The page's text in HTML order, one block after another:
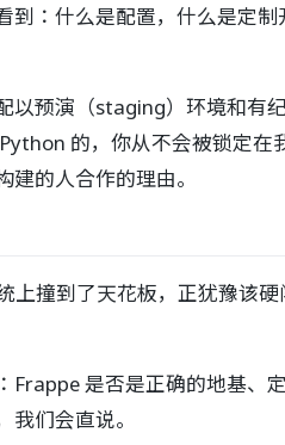
到：什么是配置，什么是
以预演（staging）环境和
的，你从不会被锁定
的人合作的理由。
撞到了天花板，正犹豫该
是否是正确的地基
们会直说。